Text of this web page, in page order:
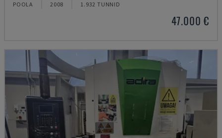
POOLA 2008 1.932 TUNNID
47.000 €